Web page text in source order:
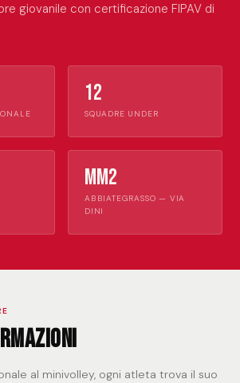
giovanile con certificazione FIPAV di
12
SQUADRE UNDER
MM2
ABBIATEGRASSO — VIA
DINI
al minivolley, ogni atleta trova il suo